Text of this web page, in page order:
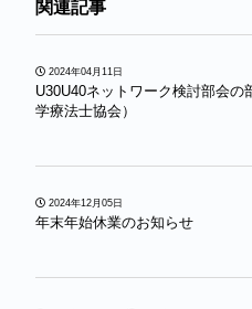
関連記事
2024年04月11日
U30U40ネットワーク検討部会の
学療法士協会）
2024年12月05日
年末年始休業のお知らせ